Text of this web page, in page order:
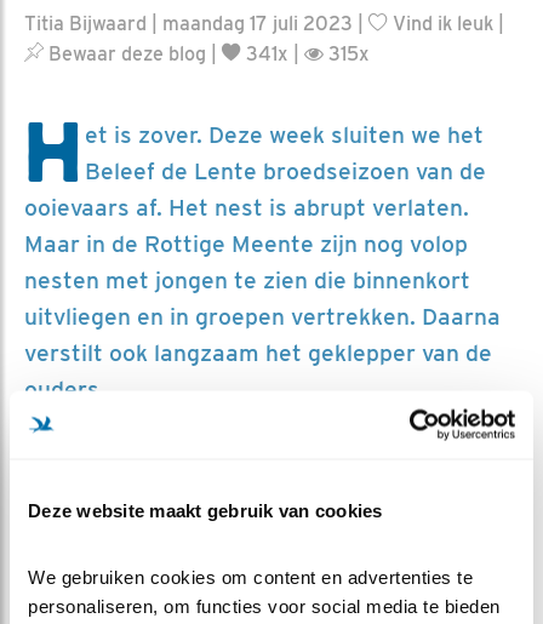
Deze website maakt gebruik van cookies
We gebruiken cookies om content en advertenties te
personaliseren, om functies voor social media te bieden
Titia Bijwaard | maandag 17 juli 2023 | Vind ik leuk
Bewaar deze blog
341x | 315x
H et is zover. Deze week sluiten we het
Beleef de Lente broedseizoen van de
ooievaars af. Het nest is abrupt verlaten.
Maar in de Rottige Meente zijn nog volop
nesten met jongen te zien die binnenkort
uitvliegen en in groepen vertrekken. Daarna
verstilt ook langzaam het geklepper van de
ouders.